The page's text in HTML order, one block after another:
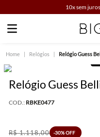
10x sem
Faça sua busca
Relógios Relógio Guess
Relógio Guess
COD.: RBKE0477
R$ 1.118,00 -30%OFF